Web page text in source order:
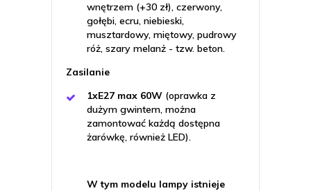
wnętrzem (+30 zł), czerwony,
gołębi, ecru, niebieski,
musztardowy, miętowy, pudrowy
róż, szary melanż - tzw. beton.
Zasilanie
1xE27 max 60W (oprawka z
dużym gwintem, można
zamontować każdą dostępna
żarówkę, również LED).
W tym modelu lampy istnieje